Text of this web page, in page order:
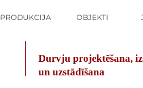
PRODUKCIJA OBJEKTI
Durvju projektēšana,
un uzstādīšana